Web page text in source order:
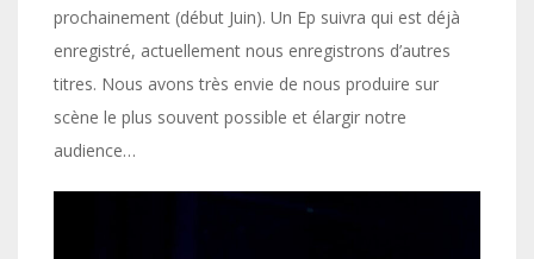
prochainement (début Juin). Un Ep suivra qui est déjà
enregistré, actuellement nous enregistrons d’autres
titres. Nous avons très envie de nous produire sur
scène le plus souvent possible et élargir notre
audience…